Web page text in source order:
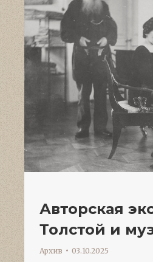
Авторская
Толстой и
Архив 03.10.2025